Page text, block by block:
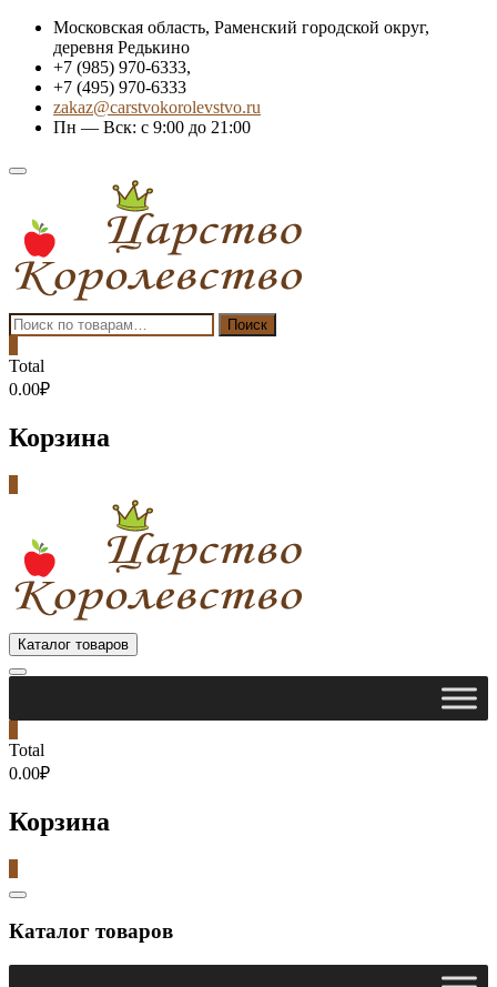
Skip
content
Московская область, Раменский городской округ,
деревня Редькино
+7 (985) 970-6333,
+7 (495) 970-6333
zakaz@carstvokorolevstvo.ru
Пн — Вск: с 9:00 до 21:00
Topbar
Искать: Поиск
Total
0.00₽
Корзина
Каталог товаров
Total
0.00₽
Корзина
Catalog
Каталог товаров